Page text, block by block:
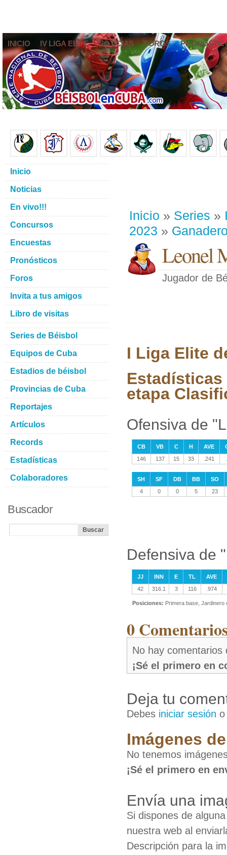
INICIO IV LIGA ELITE NOTICIAS FOROS
Inicio » Series »
2023 »
Leonel
Jugador de
I Liga Elite
Estadísticas
etapa
Ofensiva de
CB VB C H AVE
146
137 15 33 .241
SH SF DB BB
SO
4
0 0 5 23
Defensiva de
JJ INN E TL
AVE
42
316.1 3 116 .974
Posiciones: Primera base,
0
No hay comentarios
¡Sé el primero en
Deja tu
Debes iniciar sesión
Imágenes
No tenemos
¡Sé el primero en
Envía una
Si dispones de
nuestra web al
Descripción para la
Inicio
Noticias
En vivo!!!
Concursos
Encuestas
Pronósticos
Foros
Invita a tus amigos
Libro de visitas
Series de Béisbol
Equipos de Cuba
Estadios de béisbol
Provincias de Cuba
Reportajes
Artículos
Records
Estadísticas
Colaboradores
Buscador